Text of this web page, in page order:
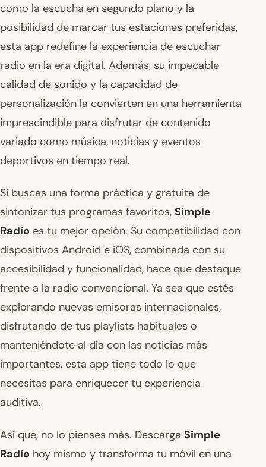
como la escucha en segundo plano y la
posibilidad de marcar tus estaciones preferidas,
esta app redefine la experiencia de escuchar
radio en la era digital. Además, su impecable
calidad de sonido y la capacidad de
personalización la convierten en una herramienta
imprescindible para disfrutar de contenido
variado como música, noticias y eventos
deportivos en tiempo real.
Si buscas una forma práctica y gratuita de
sintonizar tus programas favoritos, Simple
Radio es tu mejor opción. Su compatibilidad con
dispositivos Android e iOS, combinada con su
accesibilidad y funcionalidad, hace que destaque
frente a la radio convencional. Ya sea que estés
explorando nuevas emisoras internacionales,
disfrutando de tus playlists habituales o
manteniéndote al día con las noticias más
importantes, esta app tiene todo lo que
necesitas para enriquecer tu experiencia
auditiva.
Así que, no lo pienses más. Descarga Simple
Radio hoy mismo y transforma tu móvil en una